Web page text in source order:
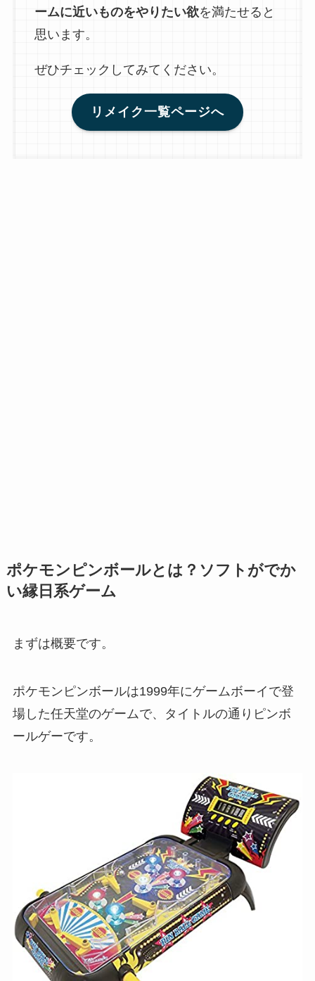
ームに近いものをやりたい欲を満たせると
思います。
ぜひチェックしてみてください。
リメイク一覧ページへ
ポケモンピンボールとは？ソフトがでか
い縁日系ゲーム
まずは概要です。
ポケモンピンボールは1999年にゲームボーイで登
場した任天堂のゲームで、タイトルの通りピンボ
ールゲーです。